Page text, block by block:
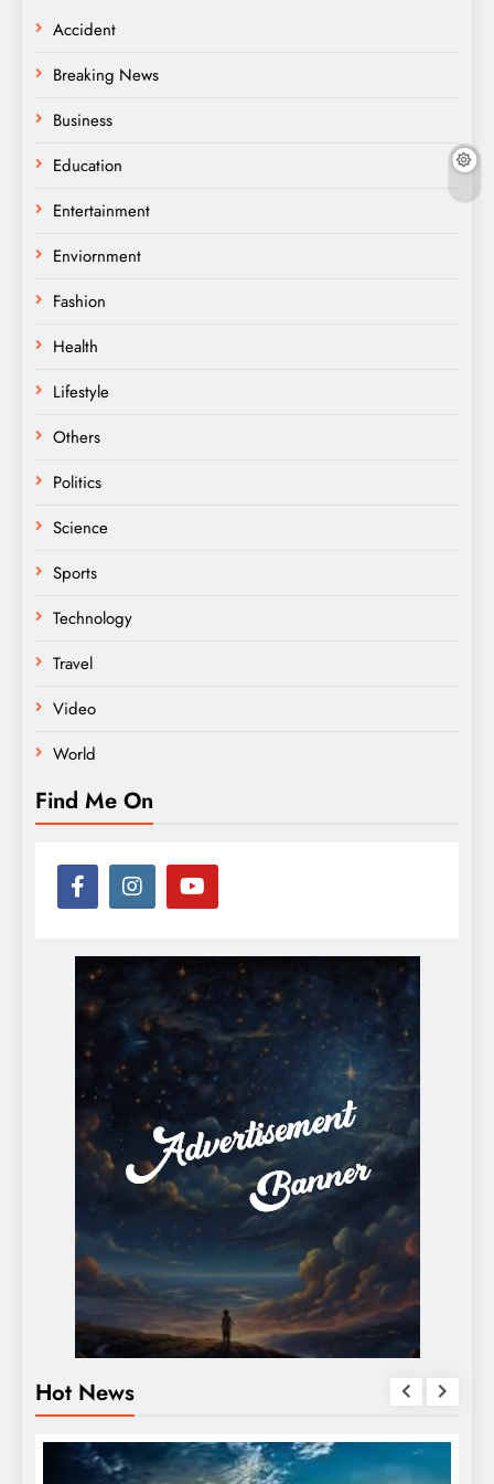
Accident
Breaking News
Business
Education
Entertainment
Enviornment
Fashion
Health
Lifestyle
Others
Politics
Science
Sports
Technology
Travel
Video
World
Find Me On
Hot News